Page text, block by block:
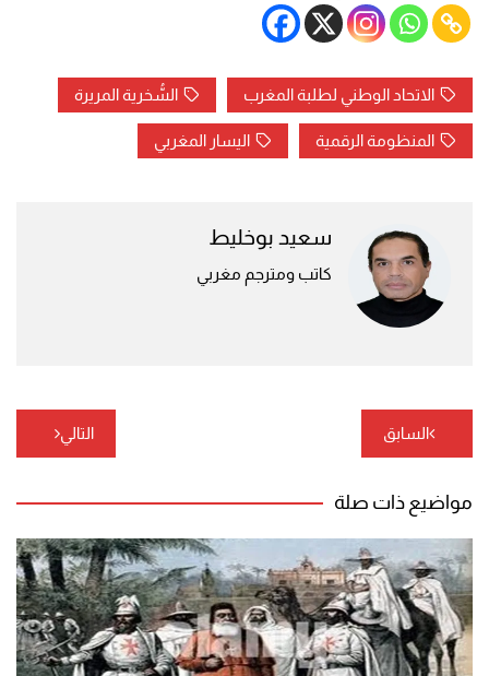
الاتحاد الوطني لطلبة المغرب السُّخرية المريرة
المنظومة الرقمية اليسار المغربي
سعيد بوخليط
كاتب ومترجم مغربي
تصفّح
المقالات
السابق التالي
مواضيع ذات صلة